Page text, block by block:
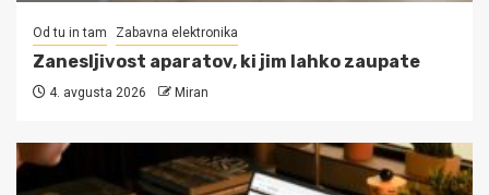
Od tu in tam Zabavna elektronika
Zanesljivost aparatov, ki jim lahko zaupate
4. avgusta 2026 Miran